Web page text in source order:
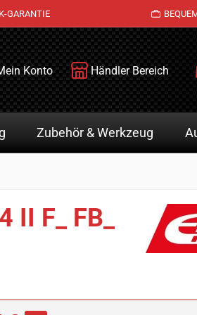
GARANTIE
Konto Händler Bereich
Zubehör & Werkzeug
F_ FB_